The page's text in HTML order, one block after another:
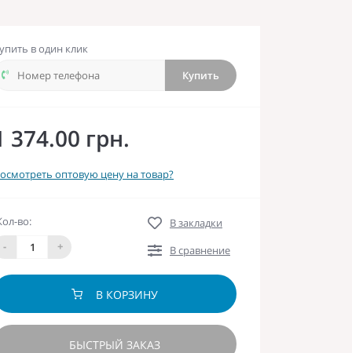
в один клик
Купить
374.00 грн.
оптовую цену на товар?
во:
-
+
В закладки
В сравнение
В КОРЗИНУ
БЫСТРЫЙ ЗАКАЗ